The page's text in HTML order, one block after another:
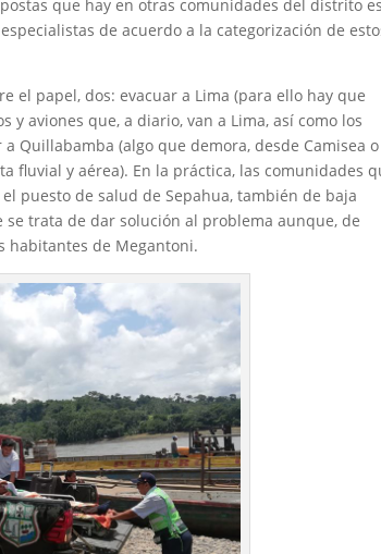
que hay en otras comunidades del distrito
de acuerdo a la categorización de
el papel, dos: evacuar a Lima (para ello hay que
aviones que, a diario, van a Lima, así como los
Quillabamba (algo que demora, desde Camisea o
fluvial y aérea). En la práctica, las comunidades
puesto de salud de Sepahua, también de baja
trata de dar solución al problema aunque, de
habitantes de Megantoni.